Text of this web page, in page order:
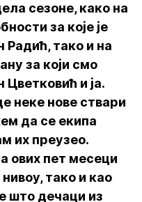
сезоне, како на
за које је
тако и на
за који смо
и ја.
неке нове ствари
да се екипа
их преузео.
ових пет месеци
тако и као
што дечаци из